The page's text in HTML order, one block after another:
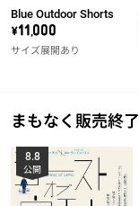
Blue Outdoor Shorts
\11,000
サイズ展開あり
まもなく販売終了
8.8
公開